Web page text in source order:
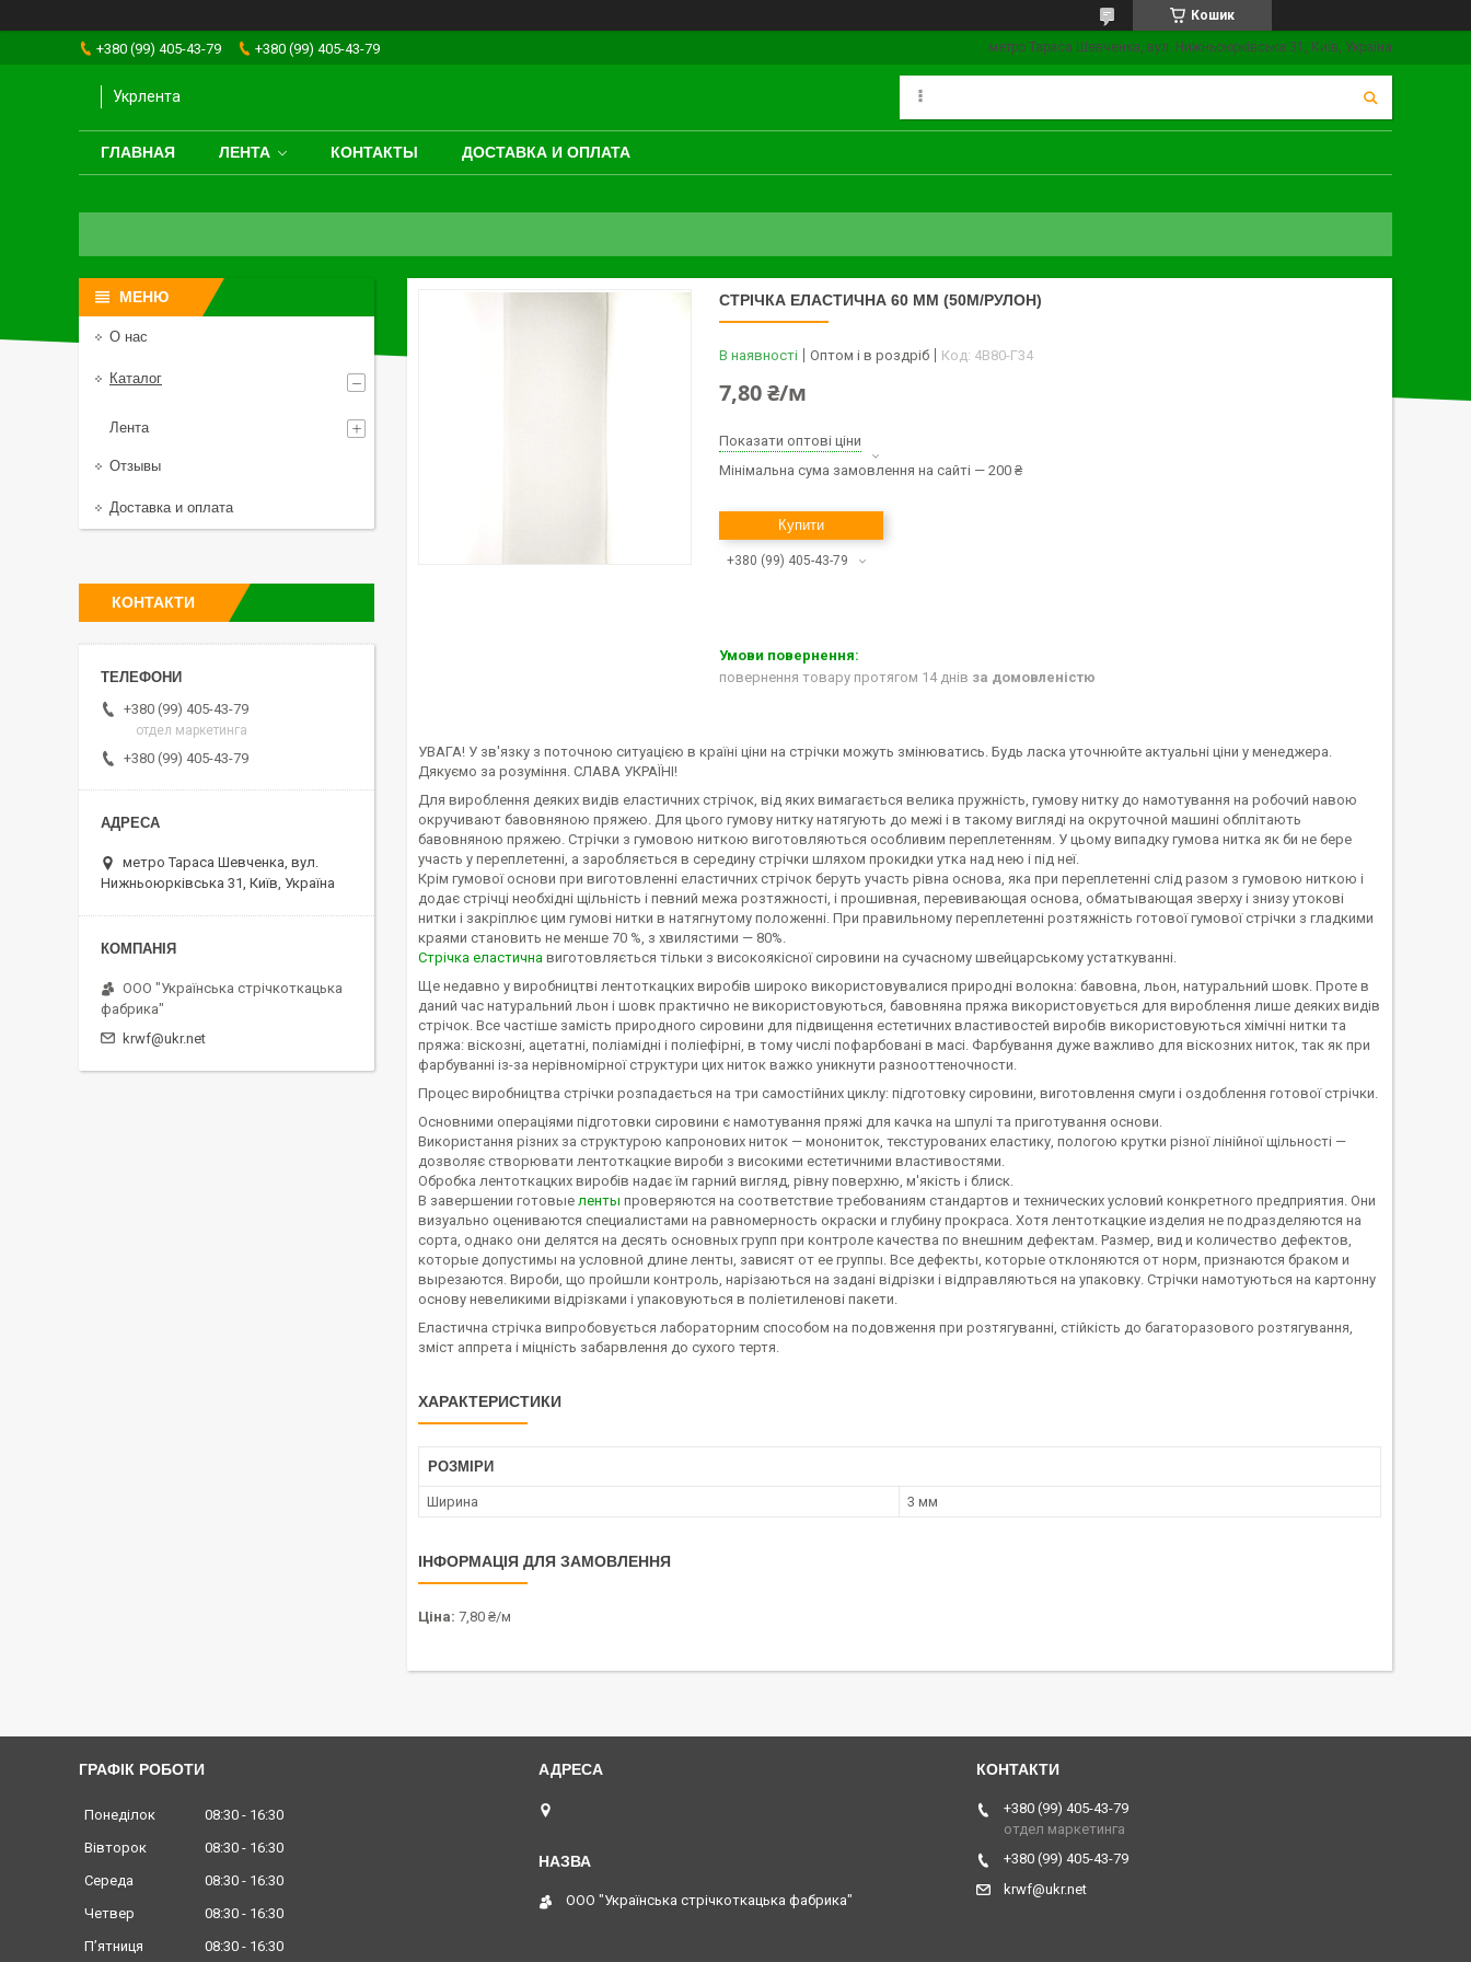
Кошик
+380 (99) 405-43-79 +380 (99) 405-43-79 метро Тараса Шевченка, вул. Нижньоюрківська 31, Київ, Україна
Укрлента
ГЛАВНАЯ ЛЕНТА КОНТАКТЫ ДОСТАВКА И ОПЛАТА
СТРІЧКА ЕЛАСТИЧНА 60 ММ (50М/РУЛОН)
В наявності Оптом і в роздріб Код: 4В80-Г34
7,80 ₴/м
Показати оптові ціни
Мінімальна сума замовлення на сайті — 200 ₴
Купити
+380 (99) 405-43-79
повернення товару протягом 14 днів за домовленістю
УВАГА! У зв'язку з поточною ситуацією в країні ціни на стрічки можуть змінюватись. Будь ласка уточнюйте актуальні ціни у менеджера.
Дякуємо за розуміння. СЛАВА УКРАЇНІ!
Для вироблення деяких видів еластичних стрічок, від яких вимагається велика пружність, гумову нитку до намотування на робочий навою
окручивают бавовняною пряжею. Для цього гумову нитку натягують до межі і в такому вигляді на окруточной машині обплітають
бавовняною пряжею. Стрічки з гумовою ниткою виготовляються особливим переплетенням. У цьому випадку гумова нитка як би не бере
участь у переплетенні, а заробляється в середину стрічки шляхом прокидки утка над нею і під неї.
Крім гумової основи при виготовленні еластичних стрічок беруть участь рівна основа, яка при переплетенні слід разом з гумовою ниткою і
додає стрічці необхідні щільність і певний межа розтяжності, і прошивная, перевивающая основа, обматывающая зверху і знизу утокові
нитки і закріплює цим гумові нитки в натягнутому положенні. При правильному переплетенні розтяжність готової гумової стрічки з гладкими
краями становить не менше 70 %, з хвилястими — 80%.
Стрічка еластична виготовляється тільки з високоякісної сировини на сучасному швейцарському устаткуванні.
Ще недавно у виробництві лентоткацких виробів широко використовувалися природні волокна: бавовна, льон, натуральний шовк. Проте в
даний час натуральний льон і шовк практично не використовуються, бавовняна пряжа використовується для вироблення лише деяких видів
стрічок. Все частіше замість природного сировини для підвищення естетичних властивостей виробів використовуються хімічні нитки та
пряжа: віскозні, ацетатні, поліамідні і поліефірні, в тому числі пофарбовані в масі. Фарбування дуже важливо для віскозних ниток, так як при
фарбуванні із-за нерівномірної структури цих ниток важко уникнути разнооттеночности.
Процес виробництва стрічки розпадається на три самостійних циклу: підготовку сировини, виготовлення смуги і оздоблення готової стрічки.
Основними операціями підготовки сировини є намотування пряжі для качка на шпулі та приготування основи.
Використання різних за структурою капронових ниток — монониток, текстурованих еластику, пологою крутки різної лінійної щільності —
дозволяє створювати лентоткацкие вироби з високими естетичними властивостями.
Обробка лентоткацких виробів надає їм гарний вигляд, рівну поверхню, м'якість і блиск.
В завершении готовые ленты проверяются на соответствие требованиям стандартов и технических условий конкретного предприятия. Они
визуально оцениваются специалистами на равномерность окраски и глубину прокраса. Хотя лентоткацкие изделия не подразделяются на
сорта, однако они делятся на десять основных групп при контроле качества по внешним дефектам. Размер, вид и количество дефектов,
которые допустимы на условной длине ленты, зависят от ее группы. Все дефекты, которые отклоняются от норм, признаются браком и
вырезаются. Вироби, що пройшли контроль, нарізаються на задані відрізки і відправляються на упаковку. Стрічки намотуються на картонну
основу невеликими відрізками і упаковуються в поліетиленові пакети.
Еластична стрічка випробовується лабораторним способом на подовження при розтягуванні, стійкість до багаторазового розтягування,
зміст аппрета і міцність забарвлення до сухого тертя.
ХАРАКТЕРИСТИКИ
РОЗМІРИ
Ширина 3 мм
ІНФОРМАЦІЯ ДЛЯ ЗАМОВЛЕННЯ
Ціна: 7,80 ₴/м
О нас
Каталог
Лента
Отзывы
Доставка и оплата
КОНТАКТИ
+380 (99) 405-43-79
отдел маркетинга
+380 (99) 405-43-79
метро Тараса Шевченка, вул.
Нижньоюрківська 31, Київ, Україна
ООО "Українська стрічкоткацька
фабрика"
krwf@ukr.net
ГРАФІК РОБОТИ
Понеділок 08:30
16:30
Вівторок
08:30
16:30
Середа
08:30
16:30
Четвер
08:30
16:30
Пʼятниця
08:30 16:30
ООО "Українська стрічкоткацька фабрика"
+380 (99) 405-43-79
отдел маркетинга
+380 (99) 405-43-79
krwf@ukr.net